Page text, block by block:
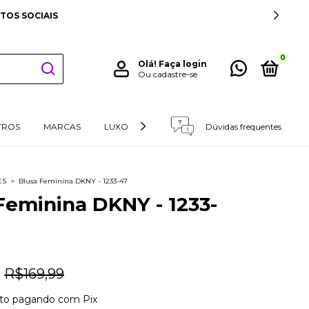
PARA SUL E SUDESTE
Olá! Faça login
Ou cadastre-se
0
MARCAS LUXO RETIRADAS E DEVOLUÇÕES
Dúvidas frequentes
> Blusa Feminina DKNY - 1233-47
DKNY - 1233-
R$169,99
pagando com Pix